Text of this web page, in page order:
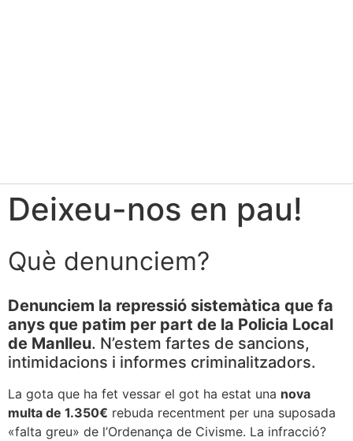
Deixeu-nos en pau!
Què denunciem?
Denunciem la repressió sistemàtica que fa
anys que patim per part de la Policia Local
de Manlleu. N’estem fartes de sancions,
intimidacions i informes criminalitzadors.
La gota que ha fet vessar el got ha estat una nova
multa de 1.350€ rebuda recentment per una suposada
«falta greu» de l’Ordenança de Civisme. La infracció?